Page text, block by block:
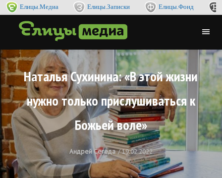
Елицы.Медиа Елицы.Записки Елицы.Фонд
Наталья Сухинина: «В этой жизни
нужно только прислушиваться к
Божьей воле»
Андрей Сегеда 19.02.2022